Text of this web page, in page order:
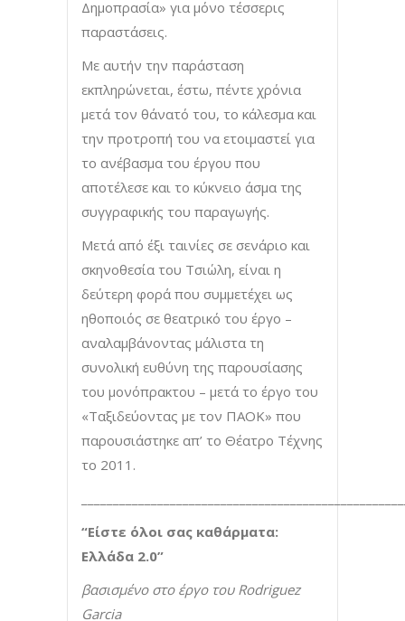
Δημοπρασία» για μόνο τέσσερις
παραστάσεις.
Με αυτήν την παράσταση
εκπληρώνεται, έστω, πέντε χρόνια
μετά τον θάνατό του, το κάλεσμα και
την προτροπή του να ετοιμαστεί για
το ανέβασμα του έργου που
αποτέλεσε και το κύκνειο άσμα της
συγγραφικής του παραγωγής.
Μετά από έξι ταινίες σε σενάριο και
σκηνοθεσία του Τσιώλη, είναι η
δεύτερη φορά που συμμετέχει ως
ηθοποιός σε θεατρικό του έργο –
αναλαμβάνοντας μάλιστα τη
συνολική ευθύνη της παρουσίασης
του μονόπρακτου – μετά το έργο του
«Ταξιδεύοντας με τον ΠΑΟΚ» που
παρουσιάστηκε απ’ το Θέατρο Τέχνης
το 2011.
“Είστε όλοι σας καθάρματα:
Ελλάδα 2.0”
βασισμένο στο έργο του Rodriguez
Garcia